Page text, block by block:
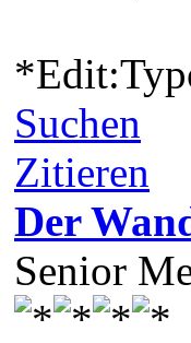
Suchen
Zitieren
Der
Senior